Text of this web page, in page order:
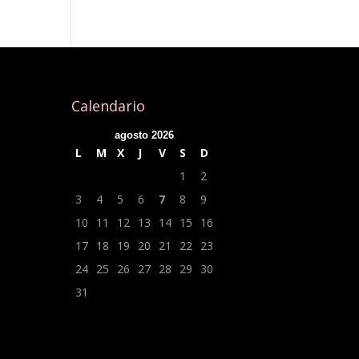
Calendario
agosto 2026
L M X J V S
D
1
2
3
4 5 6 7 8
9
10
11 12 13 14 15
16
17 18 19 20 21 22 23
24 25 26 27 28 29
30
31